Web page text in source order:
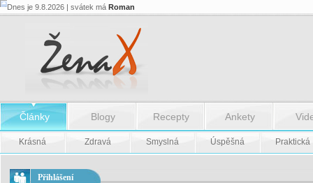
Dnes je 9.8.2026 | svátek má Roman
Články Blogy Recepty Ankety
Krásná Zdravá Smyslná Úspěšná Praktická
Přihlášení